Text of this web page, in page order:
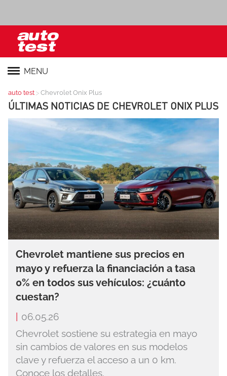
MENU
auto test > Chevrolet Onix Plus
ÚLTIMAS NOTICIAS DE CHEVROLET ONIX PLUS
Chevrolet mantiene sus precios en
mayo y refuerza la financiación a tasa
0% en todos sus vehículos: ¿cuánto
cuestan?
06.05.26
Chevrolet sostiene su estrategia en mayo
sin cambios de valores en sus modelos
clave y refuerza el acceso a un 0 km.
Conoce los detalles.